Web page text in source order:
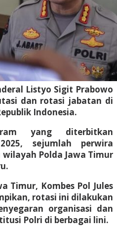
Listyo Sigit Prabowo
dan rotasi jabatan di
Indonesia.
yang diterbitkan
sejumlah perwira
Polda Jawa Timur
Timur, Kombes Pol Jules
rotasi ini dilakukan
organisasi dan
Polri di berbagai lini.